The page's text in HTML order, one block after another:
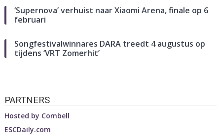
‘Supernova’ verhuist naar Xiaomi Arena, finale op 6
februari
Songfestivalwinnares DARA treedt 4 augustus op
tijdens ‘VRT Zomerhit’
PARTNERS
Hosted by Combell
ESCDaily.com